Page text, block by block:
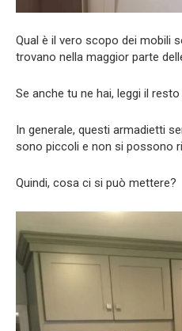
Qual è il vero scopo dei mobili
trovano nella maggior parte
Se anche tu ne hai, leggi il
In generale, questi armadietti
sono piccoli e non si possono
Quindi, cosa ci si può mettere?